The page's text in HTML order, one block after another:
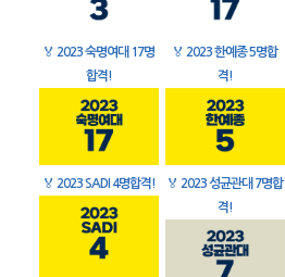
🏅 2023 숙명여대 17명
합격!
🏅 2023 한예종 5명합
격!
🏅 2023 SADI 4명합격! 🏅 2023 성균관대 7명합
격!